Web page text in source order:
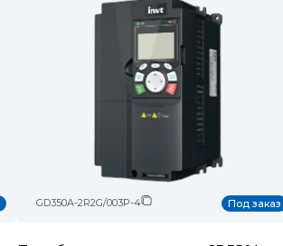
GD350A-2R2G/003P-4 Под заказ